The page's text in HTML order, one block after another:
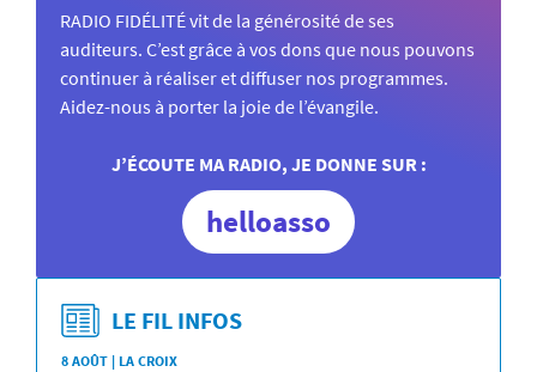
RADIO FIDÉLITÉ vit de la générosité de ses
auditeurs. C’est grâce à vos dons que nous pouvons
continuer à réaliser et diffuser nos programmes.
Aidez-nous à porter la joie de l’évangile.
J’ÉCOUTE MA RADIO, JE DONNE SUR :
helloasso
LE FIL INFOS
8 AOÛT | LA CROIX